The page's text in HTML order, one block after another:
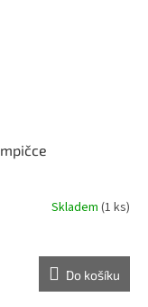
Skladem (1 ks)
Do košíku